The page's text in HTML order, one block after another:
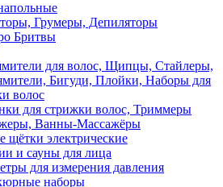
Грумеры, Депиляторы
Бритвы
для волос, Щипцы, Стайлеры,
Бигуди, Плойки, Наборы для
волос
для стрижки волос, Триммеры
Ванны-Массажёры
щётки электрические
и сауны для лица
для измерения давления
наборы